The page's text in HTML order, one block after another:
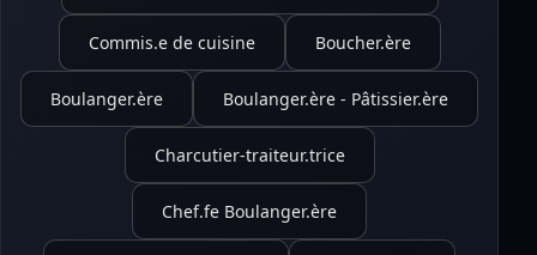
Commis.e de cuisine Boucher.ère
Boulanger.ère Boulanger.ère - Pâtissier.ère
Charcutier-traiteur.trice
Chef.fe Boulanger.ère